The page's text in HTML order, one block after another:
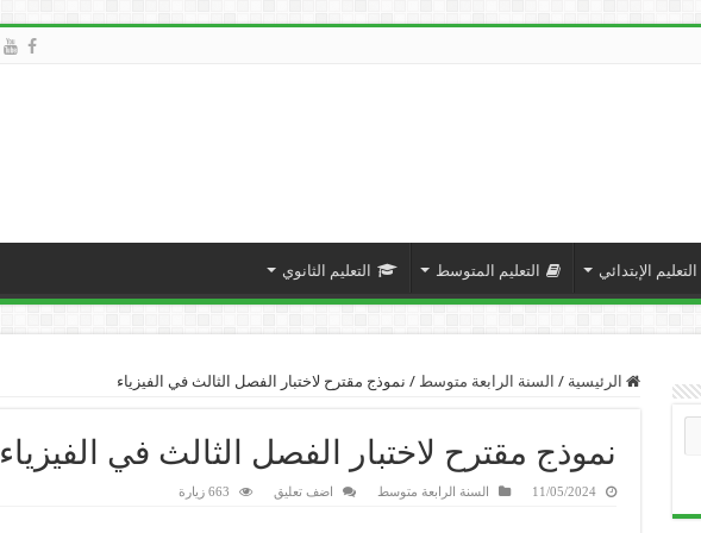
التعليم الإبتدائي التعليم المتوسط التعليم الثانوي
الرئيسية / السنة الرابعة متوسط / نموذج مقترح لاختبار الفصل الثالث في الفيزياء
نموذج مقترح لاختبار الفصل الثالث في الفيزياء
11/05/2024 السنة الرابعة متوسط اضف تعليق 663 زيارة